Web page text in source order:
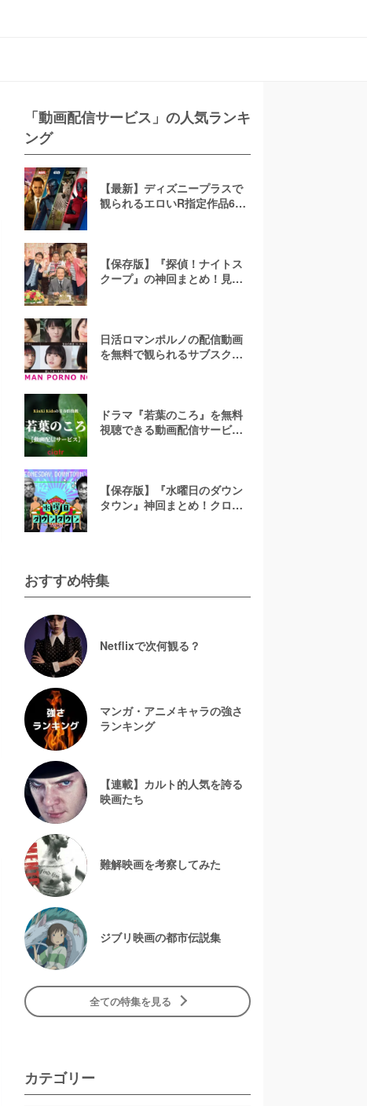
「動画配信サービス」の人気ランキ
ング
【最新】ディズニープラスで
観られるエロいR指定作品6
【保存版】『探偵！ナイトス
クープ』の神回まとめ！見逃
ンキング
日活ロマンポルノの配信動画
を無料で観られるサブスクま
ドラマ『若葉のころ』を無料
視聴できる動画配信サービス
【保存版】『水曜日のダウン
タウン』神回まとめ！クロち
おすすめ特集
Netflixで次何観る？
マンガ・アニメキャラの強さ
ランキング
【連載】カルト的人気を誇る
映画たち
難解映画を考察してみた
ジブリ映画の都市伝説集
全ての特集を見る
カテゴリー